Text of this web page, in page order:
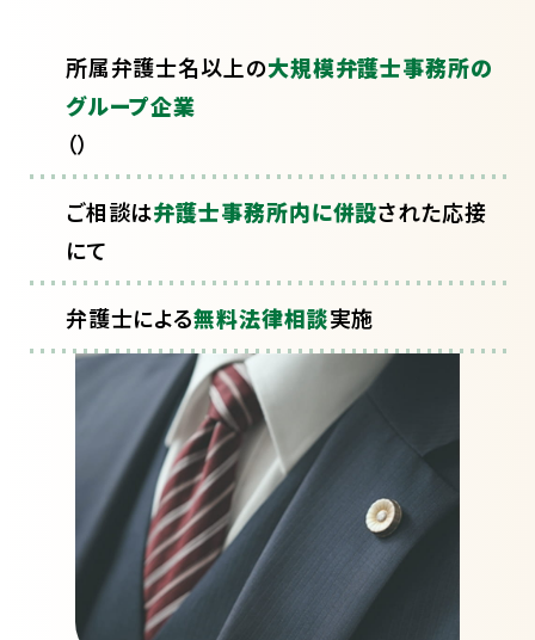
所属弁護士名以上の大規模弁護士事務所の
グループ企業
（）
ご相談は弁護士事務所内に併設された応接
にて
弁護士による無料法律相談実施